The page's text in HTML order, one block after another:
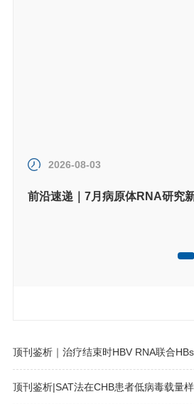
2026-08-03
前沿速递｜7月病原体RNA研究
顶刊鉴析｜治疗结束时HBV RNA联合HBsAb、HBcAb水平可预测
顶刊鉴析|SAT法在CHB患者低病毒载量样本检测中的优势分析及